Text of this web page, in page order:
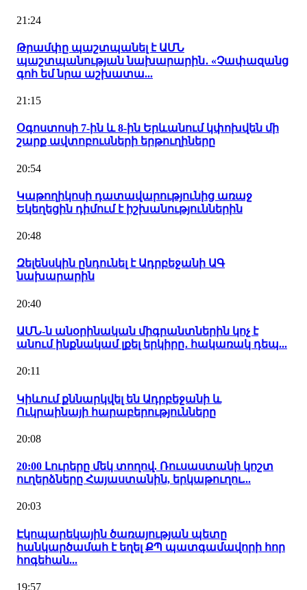
21:24
Թրամփը պաշտպանել է ԱՄՆ
պաշտպանության նախարարին․ «Չափազանց
գոհ եմ նրա աշխատա...
21:15
Օգոստոսի 7-ին և 8-ին Երևանում կփոխվեն մի
շարք ավտոբուսների երթուղիները
20:54
Կաթողիկոսի դատավարությունից առաջ
Եկեղեցին դիմում է իշխանություններին
20:48
Զելենսկին ընդունել է Ադրբեջանի ԱԳ
նախարարին
20:40
ԱՄՆ-ն անօրինական միգրանտներին կոչ է
անում ինքնակամ լքել երկիրը․ հակառակ դեպ...
20:11
Կիևում քննարկվել են Ադրբեջանի և
Ուկրաինայի հարաբերությունները
20:08
20:00 Լուրերը մեկ տողով. Ռուսաստանի կոշտ
ուղերձները Հայաստանին, երկաթուղու...
20:03
Էկոպարեկային ծառայության պետը
հանկարծամահ է եղել ՔՊ պատգամավորի հոր
հոգեհան...
19:57